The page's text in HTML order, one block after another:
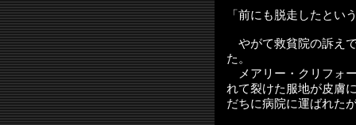
「前にも脱走したとい
やがて救貧院の訴え
た。
メアリー・クリフォ
れて裂けた服地が皮膚
だちに病院に運ばれた